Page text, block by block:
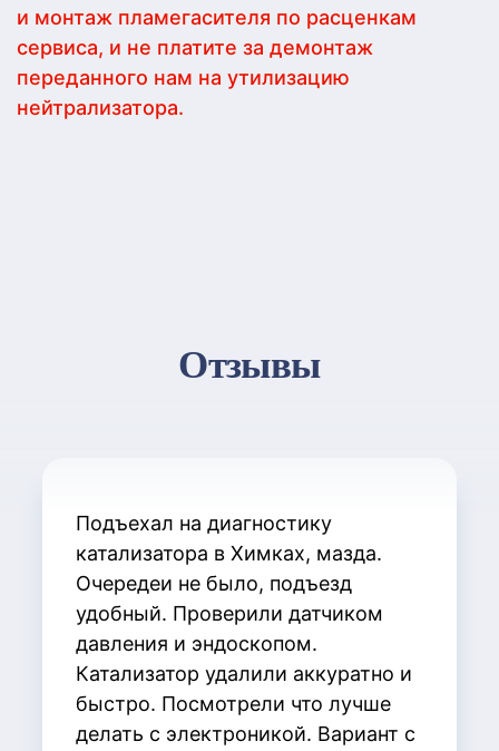
и монтаж пламегасителя по расценкам
сервиса, и не платите за демонтаж
переданного нам на утилизацию
нейтрализатора.
Отзывы
Подъехал на диагностику
катализатора в Химках, мазда.
Очередеи не было, подъезд
удобный. Проверили датчиком
давления и эндоскопом.
Катализатор удалили аккуратно и
быстро. Посмотрели что лучше
делать с электроникой. Вариант с